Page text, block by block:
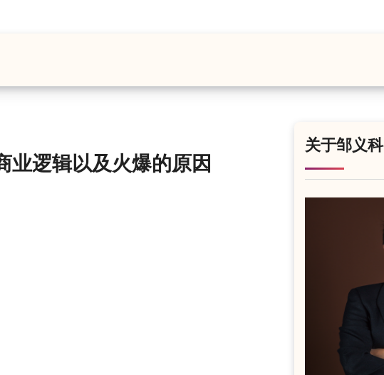
业逻辑以及火爆的原因
关于邹义科